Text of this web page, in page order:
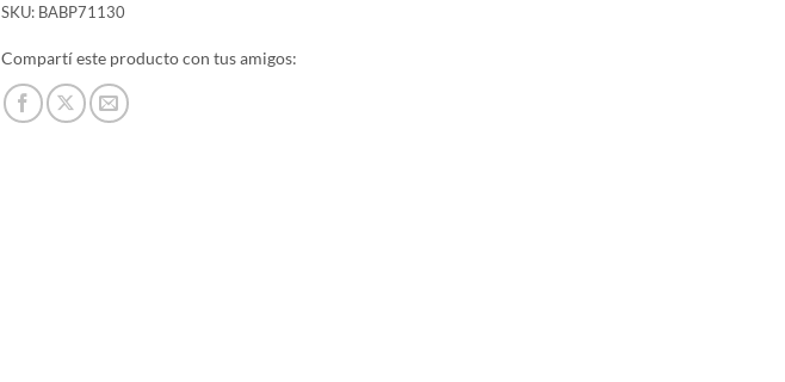
SKU: BABP71130
Compartí este producto con tus amigos: